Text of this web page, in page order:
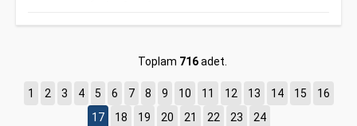
Toplam 716adet.
1 2 3 4 5 6 7 8 9 10 11 12 13 14 15
16
17
18 19 20 21 22 23 24